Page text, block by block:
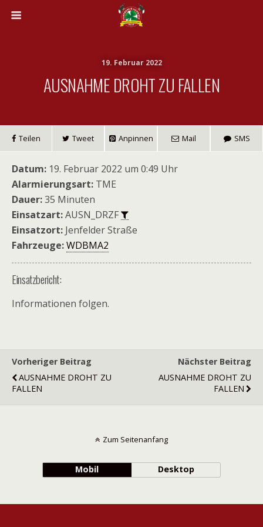
19. Februar 2022
AUSNAHME DROHT ZU FALLEN
Teilen Tweet Anpinnen Mail SMS
Datum: 19. Februar 2022 um 0:49 Uhr
Alarmierungsart: TME
Dauer:35 Minuten
Einsatzart:AUSN_DRZF
Einsatzort: Jenfelder Straße
Fahrzeuge:WDBMA2
Einsatzbericht:
Informationen folgen.
Vorheriger Beitrag
AUSNAHME DROHT ZU
FALLEN
Nächster Beitrag
AUSNAHME DROHT ZU
FALLEN
Zum Seitenanfang
Mobil Desktop